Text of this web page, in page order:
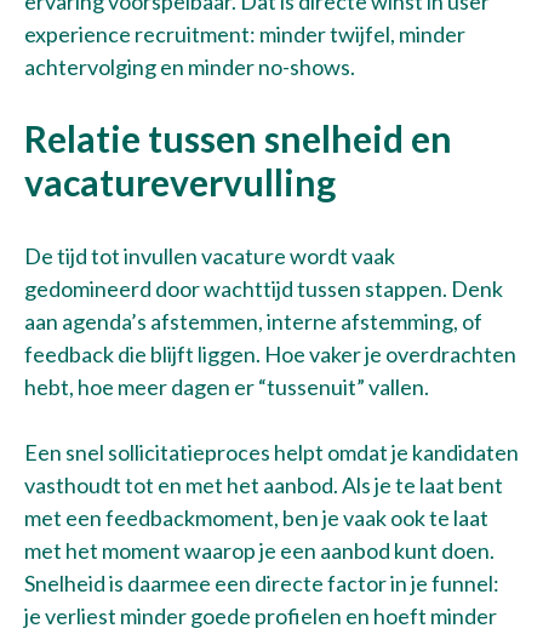
experience recruitment: minder twijfel, minder
achtervolging en minder no-shows.
Relatie tussen snelheid en
vacaturevervulling
De tijd tot invullen vacature wordt vaak
gedomineerd door wachttijd tussen stappen. Denk
aan agenda’s afstemmen, interne afstemming, of
feedback die blijft liggen. Hoe vaker je overdrachten
hebt, hoe meer dagen er “tussenuit” vallen.
Een snel sollicitatieproces helpt omdat je kandidaten
vasthoudt tot en met het aanbod. Als je te laat bent
met een feedbackmoment, ben je vaak ook te laat
met het moment waarop je een aanbod kunt doen.
Snelheid is daarmee een directe factor in je funnel:
je verliest minder goede profielen en hoeft minder